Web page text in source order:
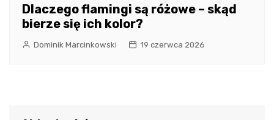
Dlaczego flamingi są różowe – skąd
bierze się ich kolor?
Dominik Marcinkowski 19 czerwca 2026